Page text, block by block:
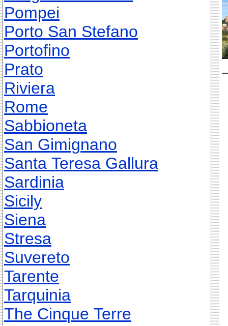
Pompei
Porto San Stefano
Portofino
Prato
Riviera
Rome
Sabbioneta
San Gimignano
Santa Teresa Gallura
Sardinia
Sicily
Siena
Stresa
Suvereto
Tarente
Tarquinia
The Cinque Terre